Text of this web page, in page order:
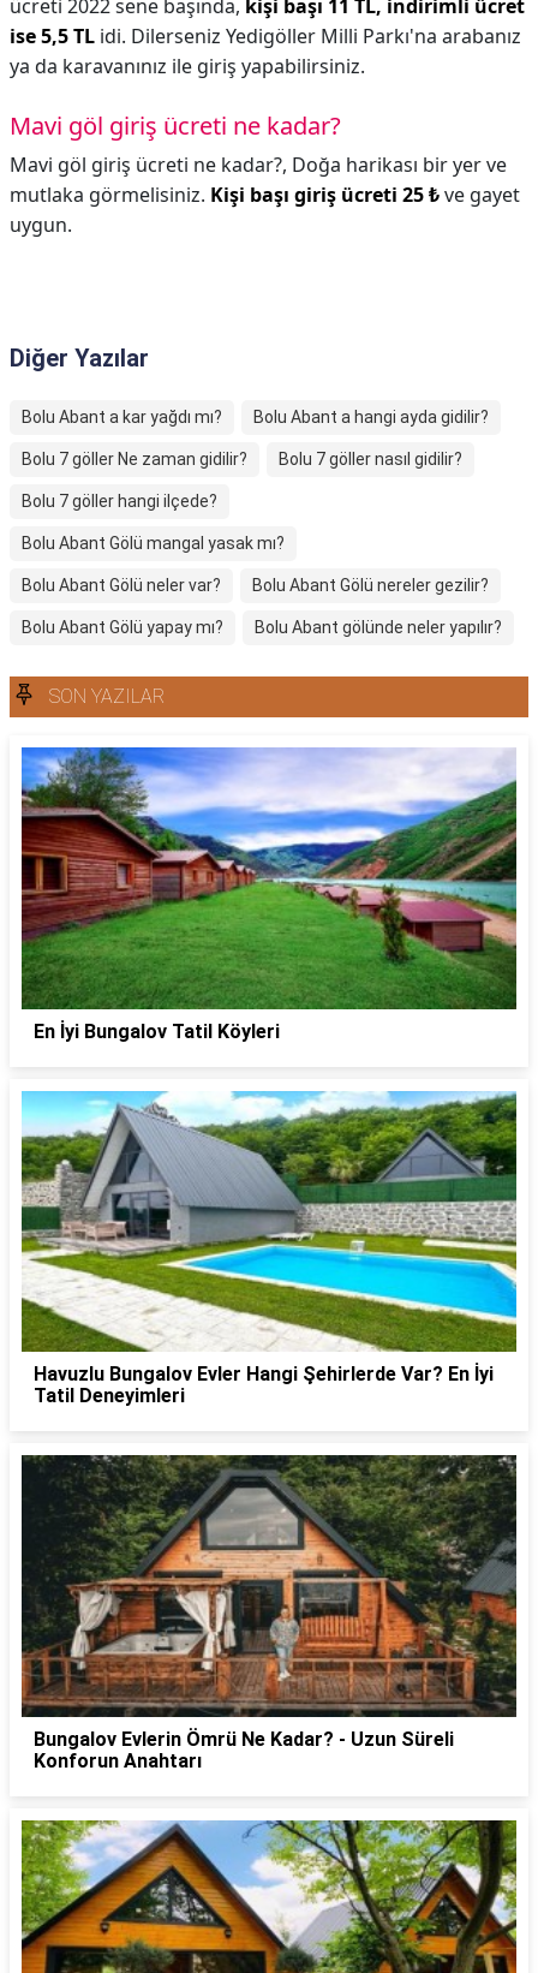
ücreti 2022 sene başında, kişi başı 11 TL, indirimli ücret
ise 5,5 TL idi. Dilerseniz Yedigöller Milli Parkı'na arabanız
ya da karavanınız ile giriş yapabilirsiniz.
Mavi göl giriş ücreti ne kadar?
Mavi göl giriş ücreti ne kadar?, Doğa harikası bir yer ve
mutlaka görmelisiniz. Kişi başı giriş ücreti 25 ₺ve gayet
uygun.
Diğer Yazılar
Bolu Abant a kar yağdı mı? Bolu Abant a hangi ayda gidilir?
Bolu 7 göller Ne zaman gidilir? Bolu 7 göller nasıl gidilir?
Bolu 7 göller hangi ilçede?
Bolu Abant Gölü mangal yasak mı?
Bolu Abant Gölü neler var? Bolu Abant Gölü nereler gezilir?
Bolu Abant Gölü yapay mı? Bolu Abant gölünde neler yapılır?
SON YAZILAR
En İyi Bungalov Tatil Köyleri
Havuzlu Bungalov Evler Hangi Şehirlerde Var? En İyi
Tatil Deneyimleri
Bungalov Evlerin Ömrü Ne Kadar? - Uzun Süreli
Konforun Anahtarı